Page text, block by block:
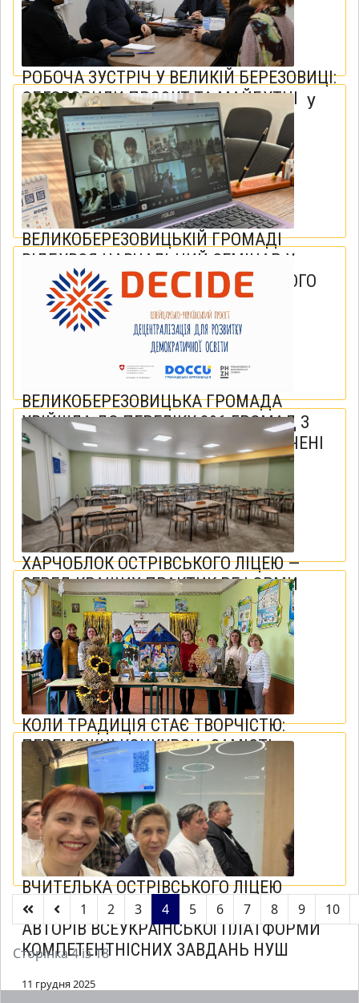
РОБОЧА ЗУСТРІЧ У ВЕЛИКІЙ БЕРЕЗОВИЦІ:
ОБГОВОРИЛИ ПРОЄКТ ТА МАЙБУТНІ
ЛОКАЦІЇ AGROLAB
20 грудня 2025
У
ВЕЛИКОБЕРЕЗОВИЦЬКІЙ ГРОМАДІ
ВІДБУВСЯ НАВЧАЛЬНИЙ СЕМІНАР У
МЕЖАХ ШВЕЙЦАРСЬКО-УКРАЇНСЬКОГО
ПРОЄКТУ DECIDE
20 грудня 2025
ВЕЛИКОБЕРЕЗОВИЦЬКА ГРОМАДА
УВІЙШЛА ДО ПЕРЕЛІКУ 396 ГРОМАД З
УСІХ ОБЛАСТЕЙ УКРАЇНИ, ЯКІ ДОЛУЧЕНІ
ДО НАЦІОНАЛЬНОГО ПІЛОТУВАННЯ
СИСТЕМИ ПРОФОРІЄНТАЦІЇ ДІТЕЙ І
ПІДЛІТКІВ
17 грудня 2025
ХАРЧОБЛОК ОСТРІВСЬКОГО ЛІЦЕЮ —
СЕРЕД КРАЩИХ ПРАКТИК РЕФОРМИ
ШКІЛЬНОГО ХАРЧУВАННЯ ОБЛАСТІ
17 грудня 2025
КОЛИ ТРАДИЦІЯ СТАЄ ТВОРЧІСТЮ:
ПЕРЕМОЖЦІ КОНКУРСУ «ЗАМІСТЬ
ЯЛИНКИ — ЗИМОВИЙ БУКЕТ»
15 грудня 2025
ВЧИТЕЛЬКА ОСТРІВСЬКОГО ЛІЦЕЮ
ПРЕДСТАВИЛА ТЕРНОПІЛЬЩИНУ СЕРЕД
АВТОРІВ ВСЕУКРАЇНСЬКОЇ ПЛАТФОРМИ
КОМПЕТЕНТНІСНИХ ЗАВДАНЬ НУШ
11 грудня 2025
1 2 3 4 5 6 7 8 9 10
Сторінка 4 із 18